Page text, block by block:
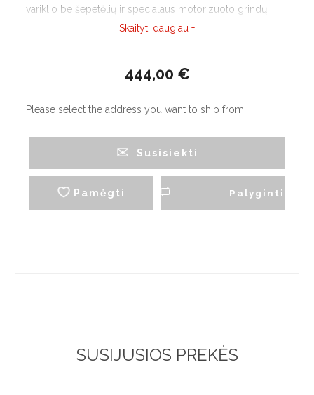
variklio be šepetėlių ir specialaus motorizuoto grindų
antgalio derinys. Ilgesnis veikimo laikas: dėl keičiamo
Skaityti daugiau +
444,00 €
Please select the address you want to ship from
Pamėgti
Susisiekti
Palyginti
SUSIJUSIOS PREKĖS